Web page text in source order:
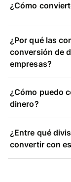
¿Cómo
¿Por qué las
conversión de
empresas?
¿Cómo puedo
dinero?
¿Entre qué
convertir con